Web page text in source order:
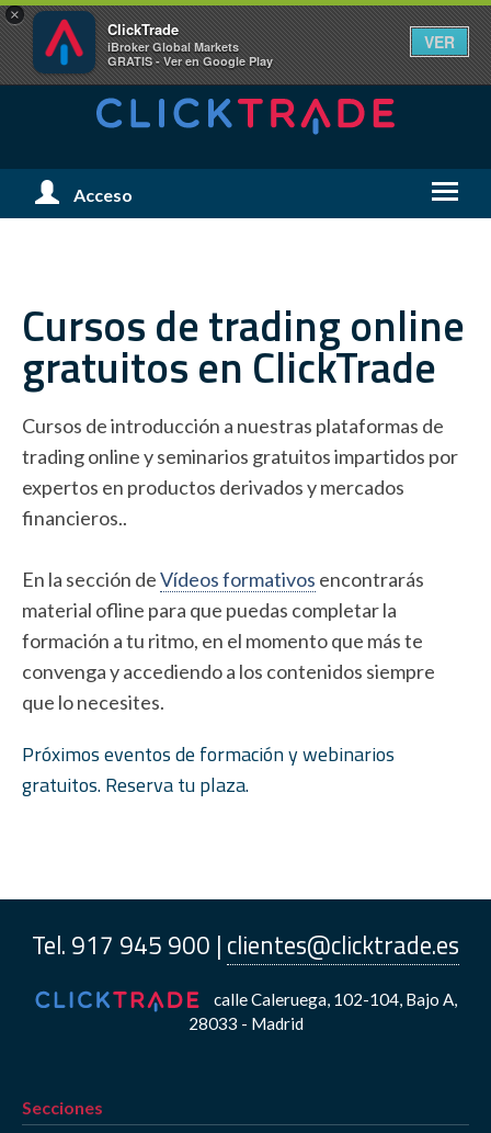
×
ClickTrade
iBroker Global Markets
GRATIS - Ver en Google Play
VER
Menú
de
Menú
de
Acceso
Cursos de tradingonline
gratuitos en ClickTrade
Cursos de introducción a nuestras plataformas de
trading online y seminarios gratuitos impartidos por
expertos en productos derivados y mercados
financieros..
En la sección deVídeos formativos encontrarás
material ofline para que puedas completar la
formación a tu ritmo, en el momento que más te
convenga y accediendo a los contenidos siempre
que lo necesites.
Próximos eventos de formación y webinarios
gratuitos. Reserva tu plaza.
Tel. 917 945 900 | clientes@clicktrade.es
calle Caleruega, 102-104, Bajo A,
28033 - Madrid
Secciones